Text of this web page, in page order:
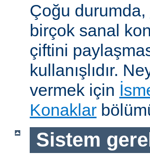
Çoğu durumda,
birçok sanal
çiftini
kullanışlıdır.
vermek için
Konaklar
Sistem